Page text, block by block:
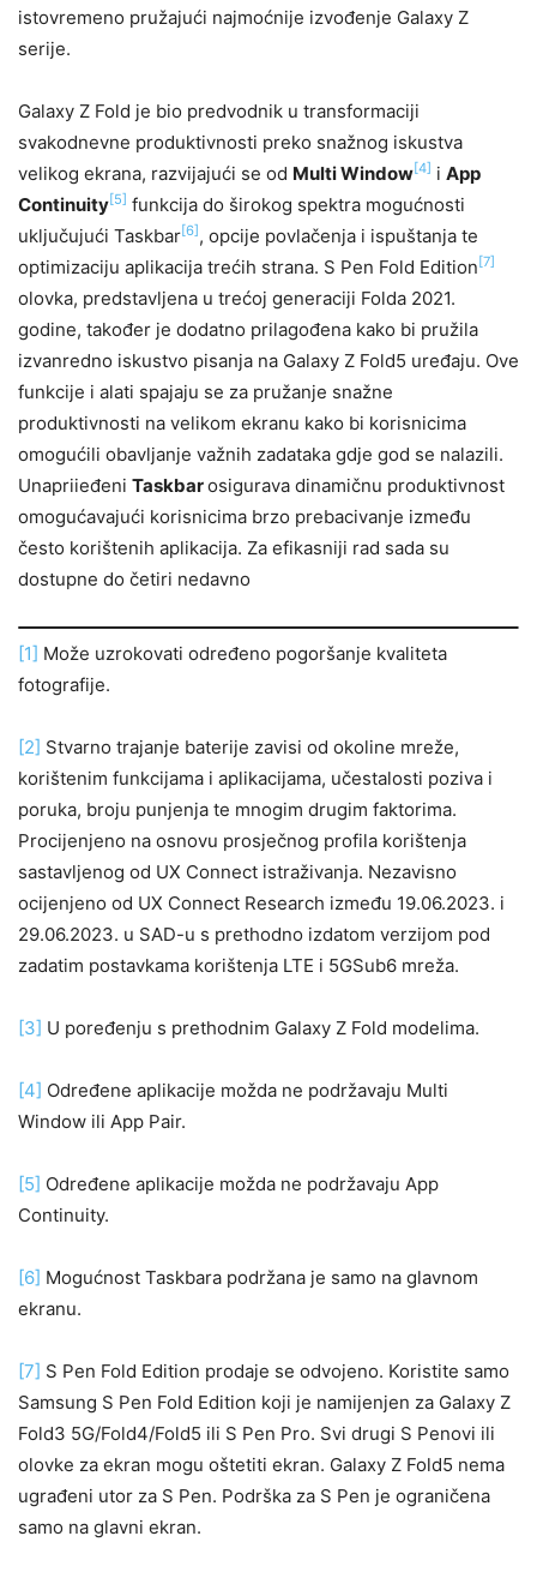
istovremeno pružajući najmoćnije izvođenje Galaxy Z
serije.
Galaxy Z Fold je bio predvodnik u transformaciji
svakodnevne produktivnosti preko snažnog iskustva
velikog ekrana, razvijajući se od Multi Window[4] i App
Continuity[5] funkcija do širokog spektra mogućnosti
uključujući Taskbar[6] , opcije povlačenja i ispuštanja te
optimizaciju aplikacija trećih strana. S Pen Fold Edition [7]
olovka, predstavljena u trećoj generaciji Folda 2021.
godine, također je dodatno prilagođena kako bi pružila
izvanredno iskustvo pisanja na Galaxy Z Fold5 uređaju. Ove
funkcije i alati spajaju se za pružanje snažne
produktivnosti na velikom ekranu kako bi korisnicima
omogućili obavljanje važnih zadataka gdje god se nalazili.
Unapriieđeni Taskbarosigurava dinamičnu produktivnost
omogućavajući korisnicima brzo prebacivanje između
često korištenih aplikacija. Za efikasniji rad sada su
dostupne do četiri nedavno
[1] Može uzrokovati određeno pogoršanje kvaliteta
fotografije.
[2] Stvarno trajanje baterije zavisi od okoline mreže,
korištenim funkcijama i aplikacijama, učestalosti poziva i
poruka, broju punjenja te mnogim drugim faktorima.
Procijenjeno na osnovu prosječnog profila korištenja
sastavljenog od UX Connect istraživanja. Nezavisno
ocijenjeno od UX Connect Research između 19.06.2023. i
29.06.2023. u SAD-u s prethodno izdatom verzijom pod
zadatim postavkama korištenja LTE i 5GSub6 mreža.
[3] U poređenju s prethodnim Galaxy Z Fold modelima.
[4] Određene aplikacije možda ne podržavaju Multi
Window ili App Pair.
[5] Određene aplikacije možda ne podržavaju App
Continuity.
[6] Mogućnost Taskbara podržana je samo na glavnom
ekranu.
[7] S Pen Fold Edition prodaje se odvojeno. Koristite samo
Samsung S Pen Fold Edition koji je namijenjen za Galaxy Z
Fold3 5G/Fold4/Fold5 ili S Pen Pro. Svi drugi S Penovi ili
olovke za ekran mogu oštetiti ekran. Galaxy Z Fold5 nema
ugrađeni utor za S Pen. Podrška za S Pen je ograničena
samo na glavni ekran.